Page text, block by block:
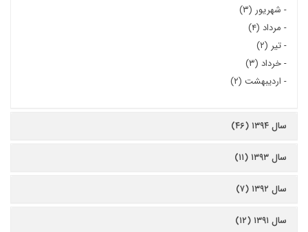
- شهریور (۳)
- مرداد (۴)
-تیر (۲)
-خرداد (۳)
- اردیبهشت (۲)
سال ۱۳۹۴ (۴۶)
سال ۱۳۹۳ (۱۱)
سال ۱۳۹۲ (۷)
سال ۱۳۹۱ (۱۲)